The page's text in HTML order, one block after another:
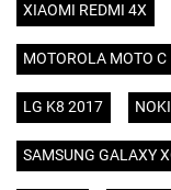
XIAOMI REDMI 4X
MOTOROLA MOTO C
LG K8 2017
SAMSUNG GALAXY